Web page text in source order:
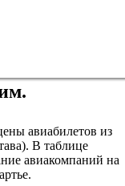
авиабилетов из
В таблице
авиакомпаний на